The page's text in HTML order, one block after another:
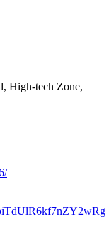
High-tech Zone,